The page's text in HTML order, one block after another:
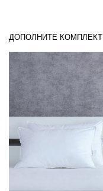
ДОПОЛНИТЕ КОМПЛЕКТ